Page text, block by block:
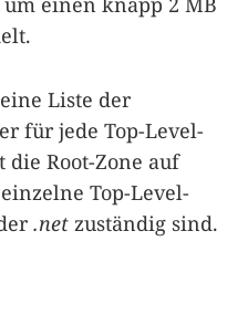
Liste der
für jede Top-Level-
Root-Zone auf
Top-Level-
.net zuständig sind.